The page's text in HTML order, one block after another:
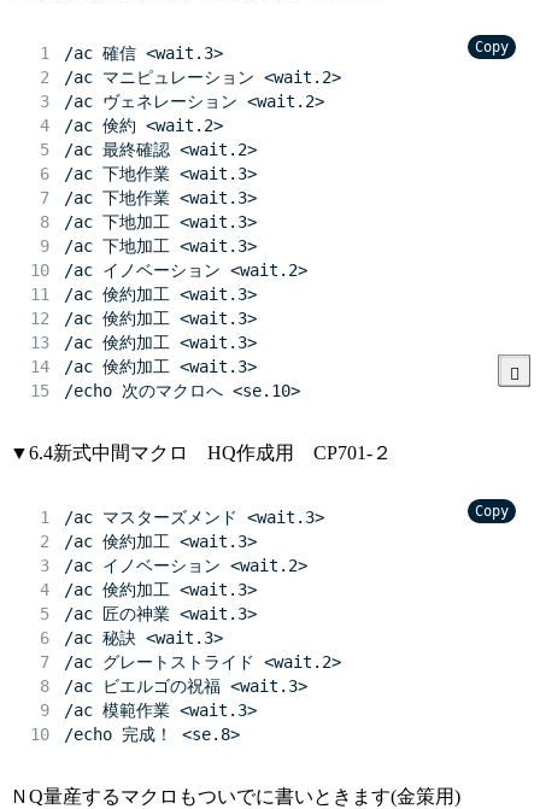
Copy
/ac 確信 <wait.3>
/ac マニピュレーション <wait.2>
/ac ヴェネレーション <wait.2>
/ac 倹約 <wait.2>
/ac 最終確認 <wait.2>
/ac 下地作業 <wait.3>
/ac 下地作業 <wait.3>
/ac 下地加工 <wait.3>
/ac 下地加工 <wait.3>
/ac イノベーション <wait.2>
/ac 倹約加工 <wait.3>
/ac 倹約加工 <wait.3>
/ac 倹約加工 <wait.3>
/ac 倹約加工 <wait.3>
/echo 次のマクロへ <se.10>
▼6.4新式中間マクロ HQ作成用 CP701-２
Copy
/ac マスターズメンド <wait.3>
/ac 倹約加工 <wait.3>
/ac イノベーション <wait.2>
/ac 倹約加工 <wait.3>
/ac 匠の神業 <wait.3>
/ac 秘訣 <wait.3>
/ac グレートストライド <wait.2>
/ac ビエルゴの祝福 <wait.3>
/ac 模範作業 <wait.3>
/echo 完成！ <se.8>
ＮQ量産するマクロもついでに書いときます(金策用)